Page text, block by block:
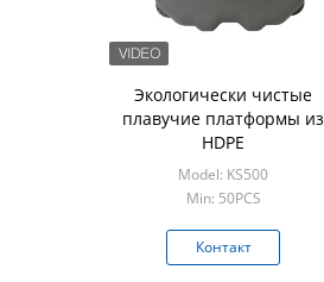
Экологически чистые
плавучие платформы из
HDPE
Model: KS500
Min: 50PCS
Контакт